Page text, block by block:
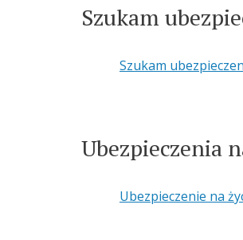
Szukam
Szukam
Ubezpieczenia
Ubezpieczenie na